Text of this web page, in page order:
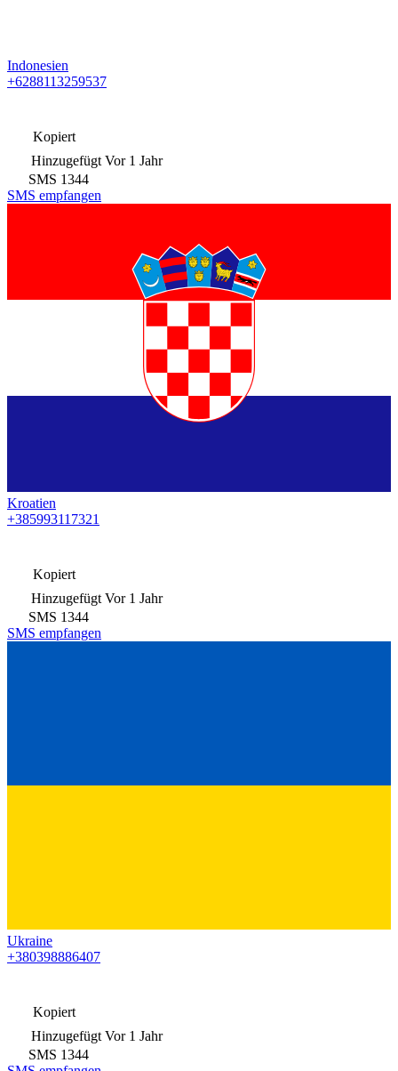
Indonesien
+6288113259537
Kopiert
Hinzugefügt Vor 1 Jahr
SMS 1344
SMS empfangen
Kroatien
+385993117321
Kopiert
Hinzugefügt Vor 1 Jahr
SMS 1344
SMS empfangen
Ukraine
+380398886407
Kopiert
Hinzugefügt Vor 1 Jahr
SMS 1344